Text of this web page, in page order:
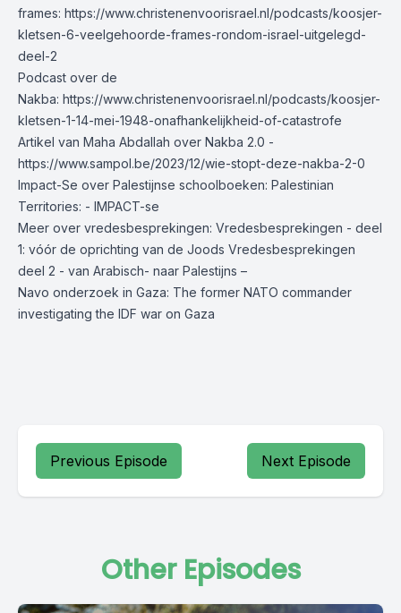
frames: https://www.christenenvoorisrael.nl/podcasts/koosjer-
kletsen-6-veelgehoorde-frames-rondom-israel-uitgelegd-
deel-2
Podcast over de
Nakba: https://www.christenenvoorisrael.nl/podcasts/koosjer-
kletsen-1-14-mei-1948-onafhankelijkheid-of-catastrofe
Artikel van Maha Abdallah over Nakba 2.0 -
https://www.sampol.be/2023/12/wie-stopt-deze-nakba-2-0
Impact-Se over Palestijnse schoolboeken: Palestinian
Territories: - IMPACT-se
Meer over vredesbesprekingen: Vredesbesprekingen - deel
1: vóór de oprichting van de Joods Vredesbesprekingen
deel 2 - van Arabisch- naar Palestijns –
Navo onderzoek in Gaza: The former NATO commander
investigating the IDF war on Gaza
Previous Episode Next Episode
Other Episodes